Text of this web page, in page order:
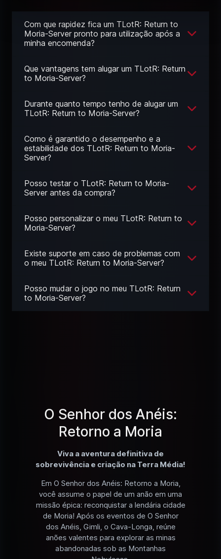
Com que rapidez fica um TLotR: Return to
Moria-Server pronto para utilização após a
minha encomenda?
Que vantagens tem alugar um TLotR: Return
to Moria-Server?
Durante quanto tempo tenho de alugar um
TLotR: Return to Moria-Server?
Como é garantido o desempenho e a
estabilidade dos TLotR: Return to Moria-
Server?
Posso testar o TLotR: Return to Moria-
Server antes da compra?
Posso personalizar o meu TLotR: Return to
Moria-Server?
Existe suporte em caso de problemas com
o meu TLotR: Return to Moria-Server?
Posso mudar o jogo no meu TLotR: Return
to Moria-Server?
O Senhor dos Anéis:
Retorno a Moria
Viva a aventura definitiva de
sobrevivência e criação na Terra Média!
Em O Senhor dos Anéis: Retorno a Moria,
você assume o papel de um anão em uma
missão épica: reconquistar a lendária cidade
de Moria! Após os eventos de O Senhor
dos Anéis, Gimli, o Cava-Longa, reúne
anões valentes para explorar as minas
abandonadas sob as Montanhas